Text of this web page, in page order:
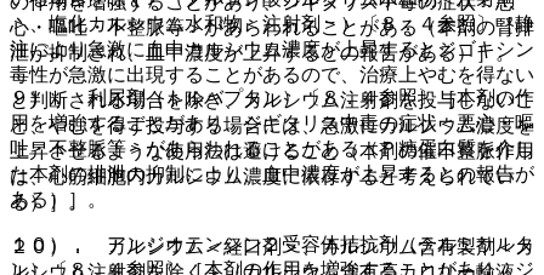
＞、塩化カルシウム水和物＜注射剤＞）〔８．４参照〕［静
注により急激に血中カルシウム濃度が上昇するとジゴキシン
毒性が急激に出現することがあるので、治療上やむを得ない
と判断される場合を除き、カルシウム注射剤を投与しないこ
と、やむを得ず投与する場合には、急激にカルシウム濃度を
上昇させるような使用法は避けること（本剤の催不整脈作用
は、心筋細胞内カルシウム濃度に依存すると考えられてい
る）］。
２０）． カルシウム＜経口剤＞、カルシウム含有製剤＜カ
心・嘔吐・不整脈等＞があらわれることがある（本剤の腎排
泄が抑制され、血中濃度が上昇するとの報告がある）］。
９）． 利尿剤（トルバプタン）〔８．４参照〕［本剤の作
用を増強することがあり、ジギタリス中毒の症状＜悪心・嘔
吐・不整脈等＞があらわれることがある（Ｐ糖蛋白質を介し
た本剤の排泄の抑制により、血中濃度が上昇するとの報告が
ある）］。
１０）． アンジオテンシン２受容体拮抗剤（テルミサルタ
ン）〔８．４参照〕［本剤の作用を増強することがあり、ジ